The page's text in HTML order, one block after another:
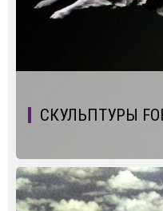
СКУЛЬПТУРЫ